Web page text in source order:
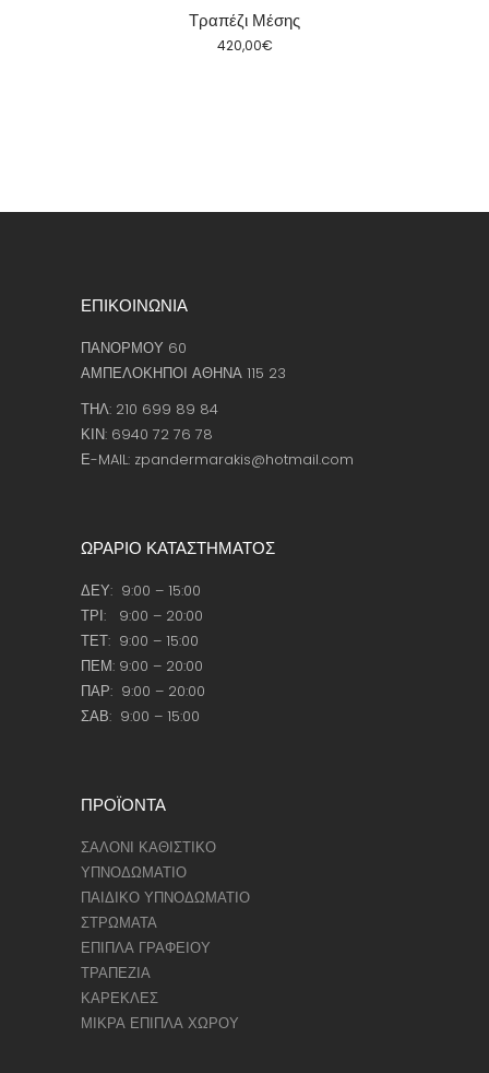
Τραπέζι Μέσης
420,00€
ΕΠΙΚΟΙΝΩΝΙΑ
ΠΑΝΟΡΜΟΥ 60
ΑΜΠΕΛΟΚΗΠΟΙ ΑΘΗΝΑ 115 23
ΤΗΛ: 210 699 89 84
ΚΙΝ: 6940 72 76 78
Ε-MAIL: zpandermarakis@hotmail.com
ΩΡΑΡΙΟ ΚΑΤΑΣΤΗΜΑΤΟΣ
ΔΕΥ: 9:00 – 15:00
ΤΡΙ: 9:00 – 20:00
ΤΕΤ: 9:00 – 15:00
ΠΕΜ: 9:00 – 20:00
ΠΑΡ: 9:00 – 20:00
ΣΑΒ: 9:00 – 15:00
ΠΡΟΪΟΝΤΑ
ΣΑΛΟΝΙ ΚΑΘΙΣΤΙΚΟ
ΥΠΝΟΔΩΜΑΤΙΟ
ΠΑΙΔΙΚΟ ΥΠΝΟΔΩΜΑΤΙΟ
ΣΤΡΩΜΑΤΑ
ΕΠΙΠΛΑ ΓΡΑΦΕΙΟΥ
ΤΡΑΠΕΖΙΑ
ΚΑΡΕΚΛΕΣ
ΜΙΚΡΑ ΕΠΙΠΛΑ ΧΩΡΟΥ